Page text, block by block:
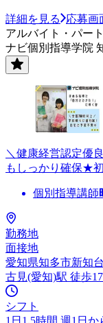
詳細を見る
応募画
アルバイト・パート
ナビ個別指導学院
＼健康経営認定優
もしっかり確保★
個別指導講師
勤務地
面接地
愛知県知多市新知
古見(愛知)駅 徒歩
シフト
1日1.5時間 週1日か